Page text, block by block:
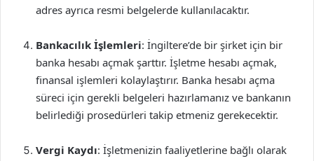
adres ayrıca resmi belgelerde kullanılacaktır.
Bankacılık İşlemleri: İngiltere’de bir şirket için bir
banka hesabı açmak şarttır. İşletme hesabı açmak,
finansal işlemleri kolaylaştırır. Banka hesabı açma
süreci için gerekli belgeleri hazırlamanız ve bankanın
belirlediği prosedürleri takip etmeniz gerekecektir.
Vergi Kaydı: İşletmenizin faaliyetlerine bağlı olarak